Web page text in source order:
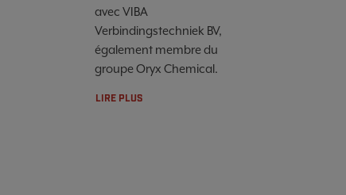
avec VIBA
Verbindingstechniek BV,
également membre du
groupe Oryx Chemical.
LIRE PLUS